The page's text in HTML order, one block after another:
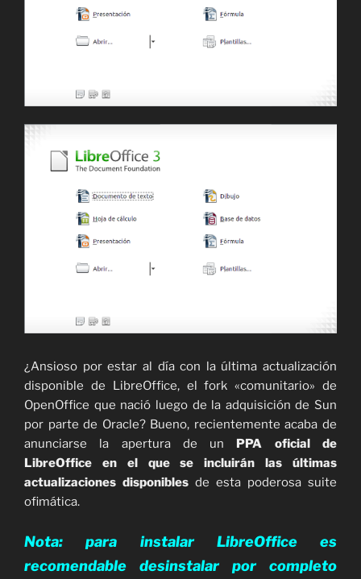
¿Ansioso por estar al día con la última actualización
disponible de LibreOffice, el fork «comunitario» de
OpenOffice que nació luego de la adquisición de Sun
por parte de Oracle? Bueno, recientemente acaba de
anunciarse la apertura de un
PPA oficial de
LibreOffice en el que se incluirán las últimas
actualizaciones disponibles de esta poderosa suite
ofimática.
Nota: para instalar LibreOffice es
recomendable desinstalar por completo